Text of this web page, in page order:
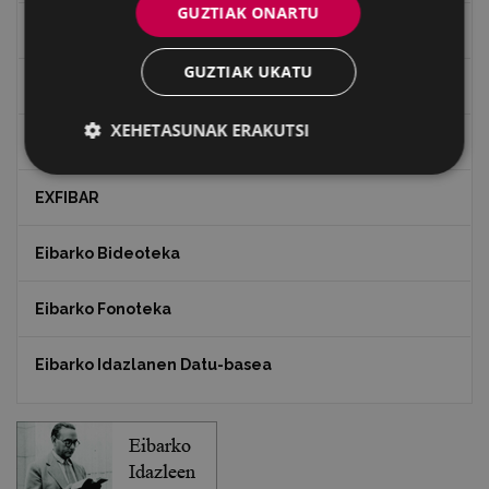
"Gure Herria" aldizkaria
Txostenak eta dokumentuak
EXFIBAR
Eibarko Bideoteka
Eibarko Fonoteka
Eibarko Idazlanen Datu-basea
GUZTIAK ONARTU
GUZTIAK UKATU
XEHETASUNAK ERAKUTSI